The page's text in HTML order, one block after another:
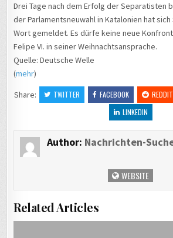
Drei Tage nach dem Erfolg der Separatisten
der Parlamentsneuwahl in Katalonien hat sich
Wort gemeldet. Es dürfe keine neue
Felipe VI. in seiner Weihnachtsansprache.
Quelle: Deutsche Welle
(mehr)
Share:
TWITTER FACEBOOK REDDIT
LINKEDIN
Author: Nachrichten-
WEBSITE
Related Articles